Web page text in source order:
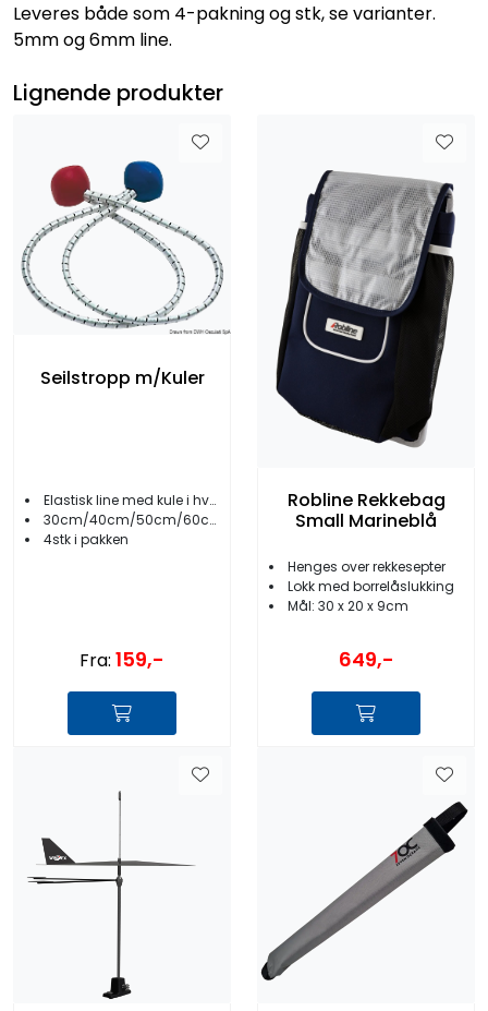
Leveres både som 4-pakning og stk, se varianter.
5mm og 6mm line.
Lignende produkter
Seilstropp m/Kuler
Elastisk line med kule i hver ende
30cm/40cm/50cm/60cm
4stk i pakken
Fra: 159,-
Robline Rekkebag
Small Marineblå
Henges over rekkesepter
Lokk med borrelåslukking
Mål: 30 x 20 x 9cm
649,-